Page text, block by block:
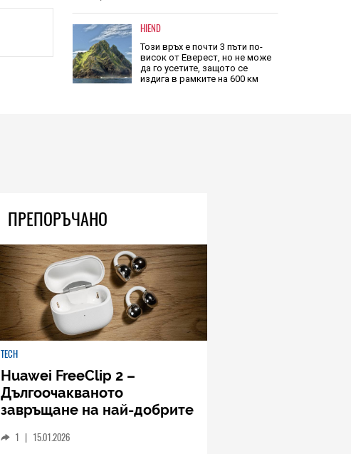
голяма от скоростта на
звука
| 05.08.2026
HIEND
Този връх е почти 3 пъти по-
04.08.2026
TECH
Очилата на DuckDuckGo са
евтини, не се зареждат никога
и не навлизат в личното
пространство – и вашето, и
чуждото
ПРЕПОРЪЧАНО
TECH
Huawei FreeClip 2 –
Дългоочакваното
завръщане на най-добрите
1 | 15.01.2026